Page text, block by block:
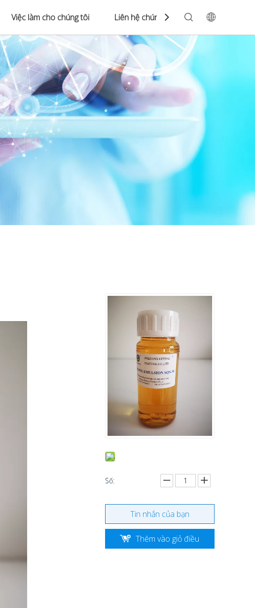
Việc làm cho chúng tôi Liên hệ chúng tôi
Số:
Tin nhắn của bạn
Thêm vào giỏ điều